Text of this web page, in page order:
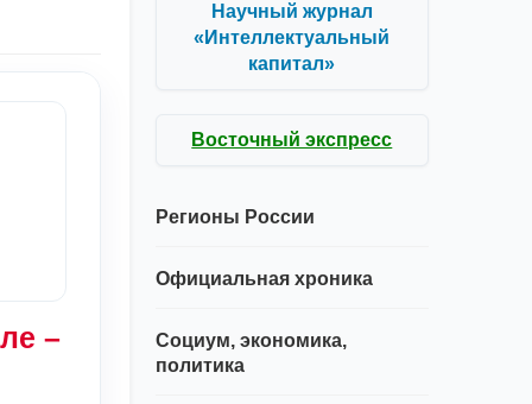
–
Научный журнал
«Интеллектуальный
капитал»
Восточный экспресс
Регионы России
Официальная хроника
Социум, экономика,
политика